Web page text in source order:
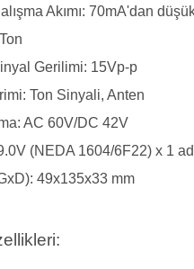
Akımı: 70mA'dan
Gerilimi: 15Vp-p
Ton Sinyali, Anten
AC 60V/DC 42V
(NEDA 1604/6F22) x 1
49x135x33 mm